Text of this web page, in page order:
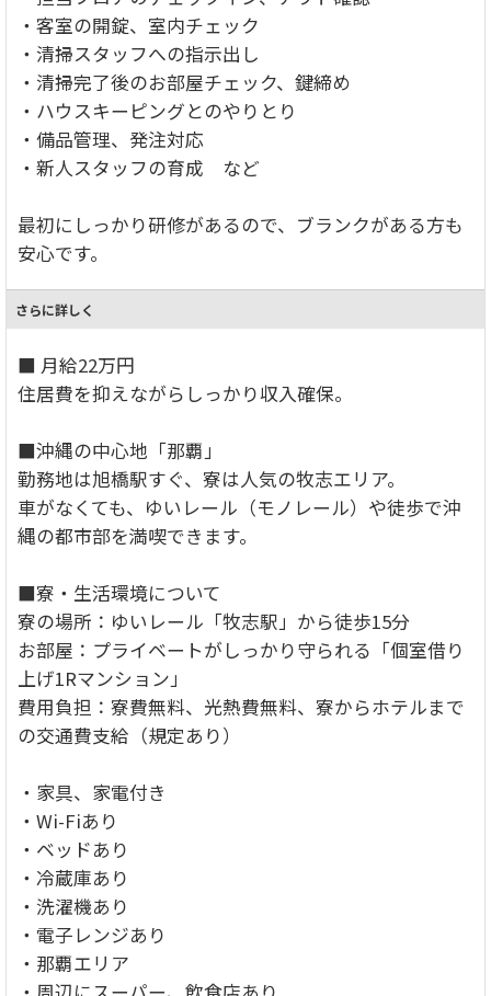
・客室の開錠、室内チェック
・清掃スタッフへの指示出し
・清掃完了後のお部屋チェック、鍵締め
・ハウスキーピングとのやりとり
・備品管理、発注対応
・新人スタッフの育成 など
最初にしっかり研修があるので、ブランクがある方も
安心です。
さらに詳しく
■ 月給22万円
住居費を抑えながらしっかり収入確保。
■沖縄の中心地「那覇」
勤務地は旭橋駅すぐ、寮は人気の牧志エリア。
車がなくても、ゆいレール（モノレール）や徒歩で沖
縄の都市部を満喫できます。
■寮・生活環境について
寮の場所：ゆいレール「牧志駅」から徒歩15分
お部屋：プライベートがしっかり守られる「個室借り
上げ1Rマンション」
費用負担：寮費無料、光熱費無料、寮からホテルまで
の交通費支給（規定あり）
・家具、家電付き
・Wi-Fiあり
・ベッドあり
・冷蔵庫あり
・洗濯機あり
・電子レンジあり
・那覇エリア